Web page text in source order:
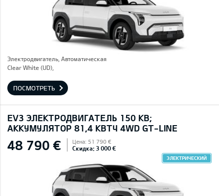
Электродвигатель, Автоматическая
Clear White (UD),
ПОСМОТРЕТЬ
EV3 ЭЛЕКТРОДВИГАТЕЛЬ 150 КВ;
AККУМУЛЯТОР 81,4 КВТЧ 4WD GT-LINE
48 790 € Цена: 51 790 €
Скидка: 3 000 €
ЭЛЕКТРИЧЕСКИЙ